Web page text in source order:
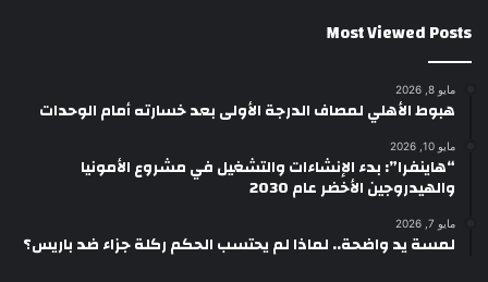
Most Viewed Posts
مايو 8, 2026
هبوط الأهلي لمصاف الدرجة الأولى بعد خسارته أمام الوحدات
مايو 10, 2026
“هاينفرا”: بدء الإنشاءات والتشغيل في مشروع الأمونيا
والهيدروجين الأخضر عام 2030
مايو 7, 2026
لمسة يد واضحة.. لماذا لم يحتسب الحكم ركلة جزاء ضد باريس؟